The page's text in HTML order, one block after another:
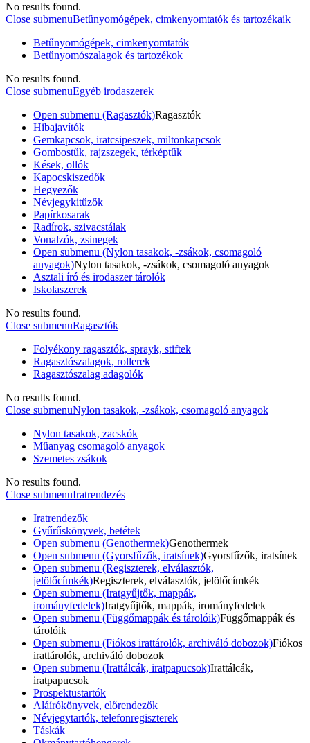
No results found.
Close submenuBetűnyomógépek, cimkenyomtatók és tartozékaik
Betűnyomógépek, cimkenyomtatók
Betűnyomószalagok és tartozékok
No results found.
Close submenuEgyéb irodaszerek
Open submenu (Ragasztók)Ragasztók
Hibajavítók
Gemkapcsok, iratcsipeszek, miltonkapcsok
Gombostűk, rajzszegek, térképtűk
Kések, ollók
Kapocskiszedők
Hegyezők
Névjegykitűzők
Papírkosarak
Radírok, szivacstálak
Vonalzók, zsinegek
Open submenu (Nylon tasakok, -zsákok, csomagoló
anyagok)Nylon tasakok, -zsákok, csomagoló anyagok
Asztali író és irodaszer tárolók
Iskolaszerek
No results found.
Close submenuRagasztók
Folyékony ragasztók, sprayk, stiftek
Ragasztószalagok, rollerek
Ragasztószalag adagolók
No results found.
Close submenuNylon tasakok, -zsákok, csomagoló anyagok
Nylon tasakok, zacskók
Műanyag csomagoló anyagok
Szemetes zsákok
No results found.
Close submenuIratrendezés
Iratrendezők
Gyűrűskönyvek, betétek
Open submenu (Genothermek)Genothermek
Open submenu (Gyorsfűzők, iratsínek)Gyorsfűzők, iratsínek
Open submenu (Regiszterek, elválasztók,
jelölőcímkék)Regiszterek, elválasztók, jelölőcímkék
Open submenu (Iratgyűjtők, mappák,
irományfedelek)Iratgyűjtők, mappák, irományfedelek
Open submenu (Függőmappák és tárolóik)Függőmappák és
tárolóik
Open submenu (Fiókos irattárolók, archiváló dobozok)Fiókos
irattárolók, archiváló dobozok
Open submenu (Irattálcák, iratpapucsok)Irattálcák,
iratpapucsok
Prospektustartók
Aláírókönyvek, előrendezők
Névjegytartók, telefonregiszterek
Táskák